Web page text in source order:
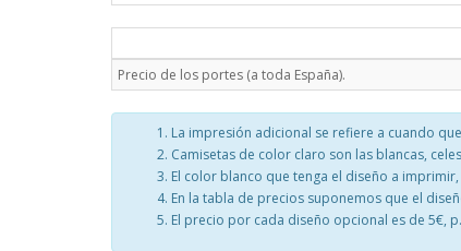
Precio de los portes (a toda España).
La impresión adicional se refiere a cuando
Camisetas de color claro son las blancas,
El color blanco que tenga el diseño a
En la tabla de precios suponemos que el
El precio por cada diseño opcional es de 5€,